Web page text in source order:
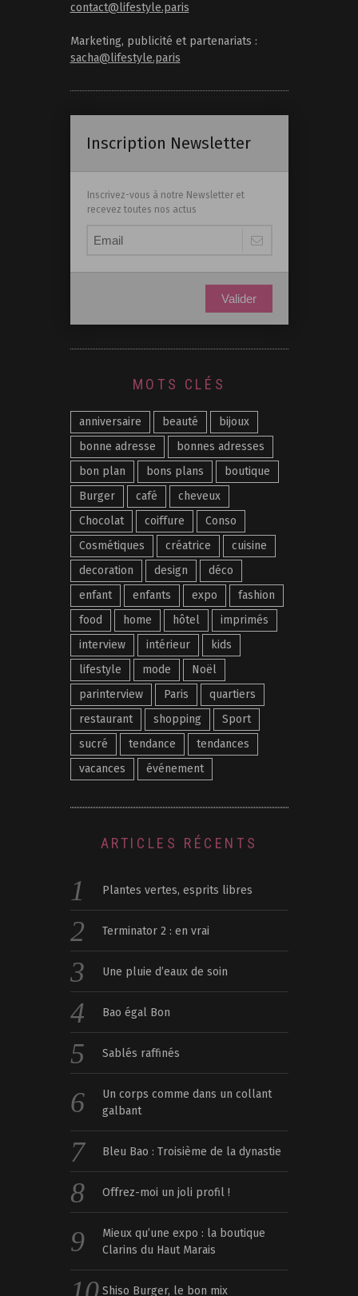
contact@lifestyle.paris
Marketing, publicité et partenariats :
sacha@lifestyle.paris
Inscription Newsletter
Inscrivez-vous à notre Newsletter et
recevez toutes nos actus
Valider
MOTS CLÉS
anniversaire beauté
bijoux
bonne adresse
bonnes adresses
bon plan
bons plans
boutique
Burger
café
cheveux
Chocolat
coiffure
Conso
Cosmétiques
créatrice
cuisine
decoration
design
déco
enfant
enfants expo
fashion
food
home hôtel
imprimés
interview
intérieur
kids
lifestyle
mode
Noël
parinterview
Paris
quartiers
restaurant
shopping
Sport
sucré
tendance
tendances
vacances
événement
ARTICLES RÉCENTS
Plantes vertes, esprits libres
Terminator 2 : en vrai
Une pluie d’eaux de soin
Bao égal Bon
Sablés raffinés
Un corps comme dans un collant
galbant
Bleu Bao : Troisième de la dynastie
Offrez-moi un joli profil !
Mieux qu’une expo : la boutique
Clarins du Haut Marais
Shiso Burger, le bon mix